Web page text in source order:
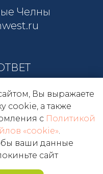
Челны
Вы выражаете
cookie, а также
с Политикой
«cookie».
ваши данные
сайт